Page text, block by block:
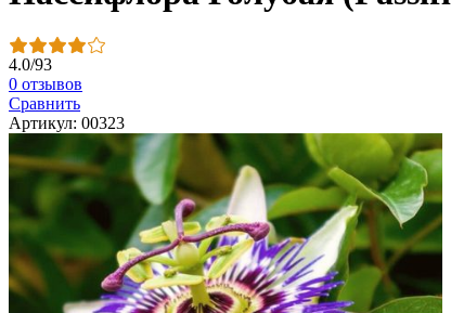
4.0/93
0 отзывов
Сравнить
Артикул: 00323